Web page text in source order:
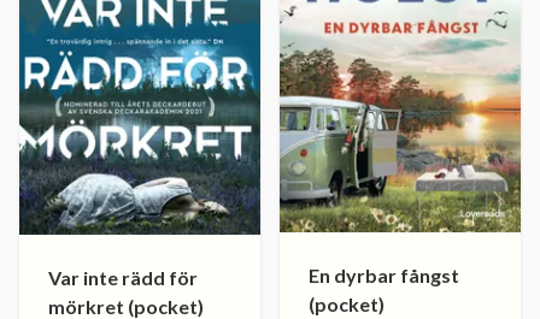
Var inte rädd för
mörkret (pocket)
En dyrbar fångst
(pocket)